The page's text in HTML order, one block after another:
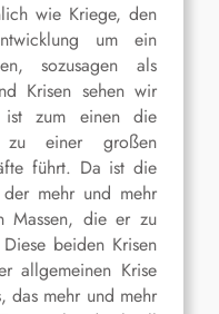
wie Kriege, den
um ein
sozusagen als
Krisen sehen wir
ist zum einen die
zu einer großen
führt. Da ist die
der mehr und mehr
Massen, die er zu
beiden Krisen
allgemeinen Krise
das mehr und mehr